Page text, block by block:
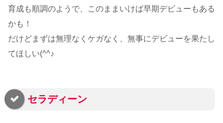
育成も順調のようで、このままいけば早期デビューもある
かも！
だけどまずは無理なくケガなく、無事にデビューを果たし
てほしい(^^♪
セラディーン